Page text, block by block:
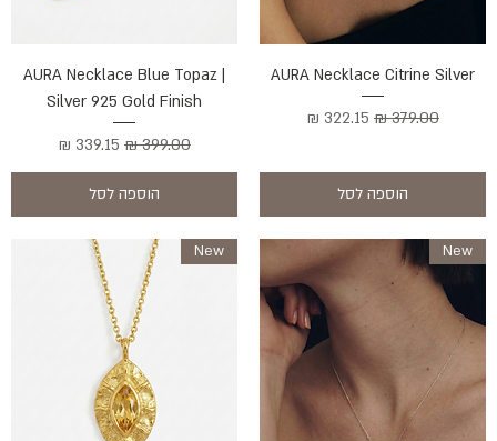
AURA Necklace Citrine Silver
מחיר רגיל מחיר מבצע
הוספה לסל
AURA Necklace Blue Topaz |
Silver 925 Gold Finish
מחיר רגיל מחיר מבצע
הוספה לסל
New
New